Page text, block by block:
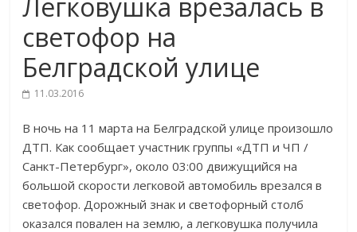
светофор на
Белградской улице
11.03.2016
В ночь на 11 марта на Белградской улице произошло
ДТП. Как сообщает участник группы «ДТП и ЧП /
Санкт-Петербург», около 03:00 движущийся на
большой скорости легковой автомобиль врезался в
светофор. Дорожный знак и светофорный столб
оказался повален на землю, а легковушка получила